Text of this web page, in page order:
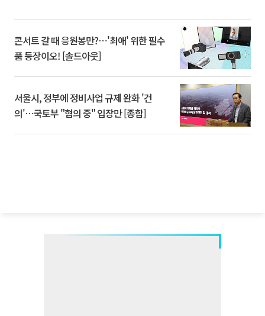
콘서트 갈 때 응원봉만?⋯'최애' 위한 필수
품 등장이오! [솔드아웃]
서울시, 정부에 정비사업 규제 완화 '건
의'⋯국토부 "협의 중" 입장만 [종합]